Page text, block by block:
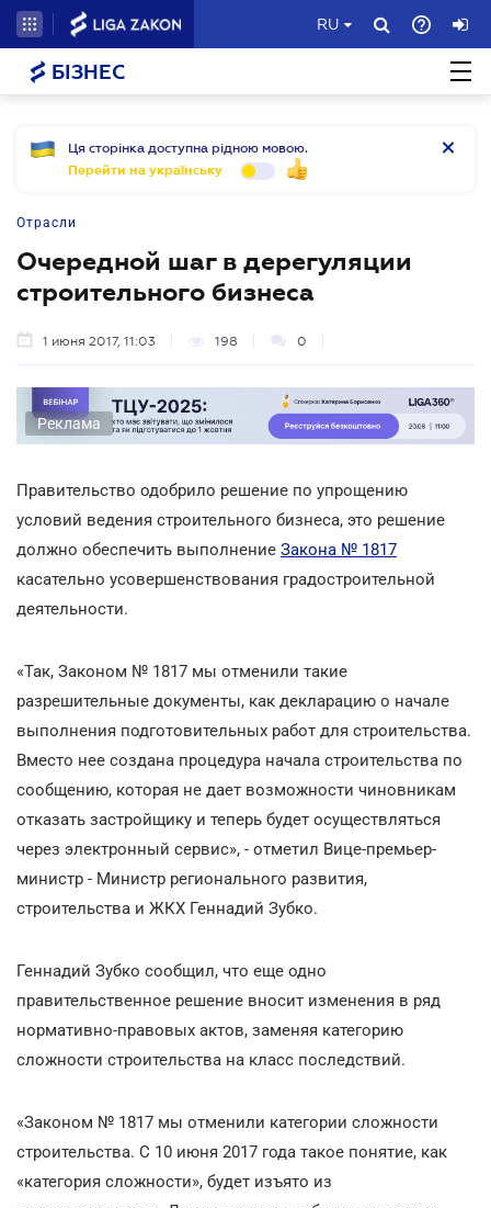
RU
БІЗНЕС
Ця сторінка доступна рідною мовою.
Перейти на українську
Отрасли
Очередной шаг в дерегуляции
строительного бизнеса
1 июня 2017, 11:03 198 0
Реклама
Правительство одобрило решение по упрощению
условий ведения строительного бизнеса, это решение
должно обеспечить выполнение Закона № 1817
касательно усовершенствования градостроительной
деятельности.
«Так, Законом № 1817 мы отменили такие
разрешительные документы, как декларацию о начале
выполнения подготовительных работ для строительства.
Вместо нее создана процедура начала строительства по
сообщению, которая не дает возможности чиновникам
отказать застройщику и теперь будет осуществляться
через электронный сервис», - отметил Вице-премьер-
министр - Министр регионального развития,
строительства и ЖКХ Геннадий Зубко.
Геннадий Зубко сообщил, что еще одно
правительственное решение вносит изменения в ряд
нормативно-правовых актов, заменяя категорию
сложности строительства на класс последствий.
«Законом № 1817 мы отменили категории сложности
строительства. С 10 июня 2017 года такое понятие, как
«категория сложности», будет изъято из